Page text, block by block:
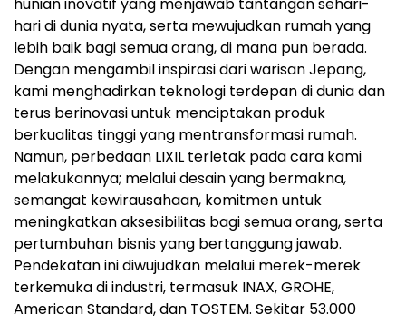
hunian inovatif yang menjawab tantangan sehari-
hari di dunia nyata, serta mewujudkan rumah yang
lebih baik bagi semua orang, di mana pun berada.
Dengan mengambil inspirasi dari warisan Jepang,
kami menghadirkan teknologi terdepan di dunia dan
terus berinovasi untuk menciptakan produk
berkualitas tinggi yang mentransformasi rumah.
Namun, perbedaan LIXIL terletak pada cara kami
melakukannya; melalui desain yang bermakna,
semangat kewirausahaan, komitmen untuk
meningkatkan aksesibilitas bagi semua orang, serta
pertumbuhan bisnis yang bertanggung jawab.
Pendekatan ini diwujudkan melalui merek-merek
terkemuka di industri, termasuk INAX, GROHE,
American Standard, dan TOSTEM. Sekitar 53.000